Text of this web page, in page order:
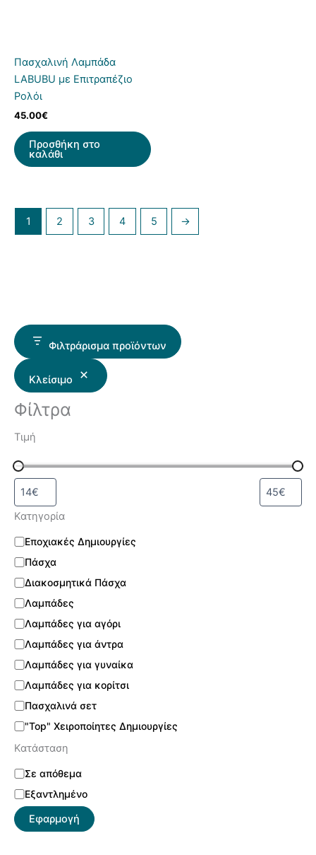
Φιλτράρισμα προϊόντων
Κλείσιμο
Φίλτρα
Τιμή
Κατηγορία
Εποχιακές Δημιουργίες
Πάσχα
Διακοσμητικά Πάσχα
Λαμπάδες
Λαμπάδες για αγόρι
Λαμπάδες για άντρα
Λαμπάδες για γυναίκα
Λαμπάδες για κορίτσι
Πασχαλινά σετ
"Top" Χειροποίητες Δημιουργίες
Κατάσταση
Σε απόθεμα
Εξαντλημένο
Εφαρμογή
Πασχαλινή Λαμπάδα
LABUBU με Επιτραπέζιο
Ρολόι
45.00€
Προσθήκη στο
καλάθι
1 2 3 4 5 →